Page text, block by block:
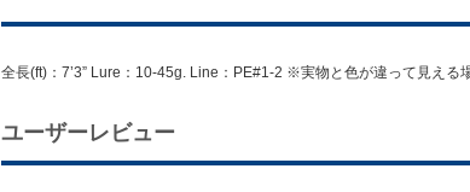
全長(ft)：7’3” Lure：10-45g. Line：PE#1-2 ※実物と色が違って見える
ユーザーレビュー